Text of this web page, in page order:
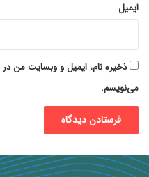
ایمیل
ذخیره نام، ایمیل و وبسایت من در
می‌نویسم.